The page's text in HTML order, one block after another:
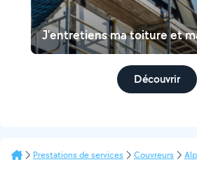
J'entretiens ma toiture et
Découvrir
Prestations de services Couvreurs